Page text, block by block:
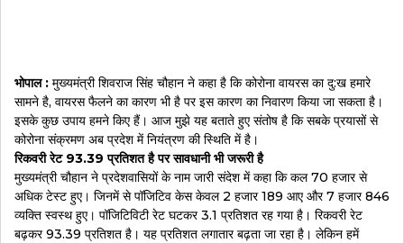
भोपाल : मुख्यमंत्री शिवराज सिंह चौहान ने कहा है कि कोरोना वायरस का दु:ख हमारे
सामने है, वायरस फैलने का कारण भी है पर इस कारण का निवारण किया जा सकता है।
इसके कुछ उपाय हमने किए हैं। आज मुझे यह बताते हुए संतोष है कि सबके प्रयासों से
कोरोना संक्रमण अब प्रदेश में नियंत्रण की स्थिति में है।
रिकवरी रेट 93.39 प्रतिशत है पर सावधानी भी जरूरी है
मुख्यमंत्री चौहान ने प्रदेशवासियों के नाम जारी संदेश में कहा कि कल 70 हजार से
अधिक टेस्ट हुए। जिनमें से पॉजिटिव केस केवल 2 हजार 189 आए और 7 हजार 846
व्यक्ति स्वस्थ हुए। पॉजिटिविटी रेट घटकर 3.1 प्रतिशत रह गया है। रिकवरी रेट
बढ़कर 93.39 प्रतिशत है। यह प्रतिशत लगातार बढ़ता जा रहा है। लेकिन हमें